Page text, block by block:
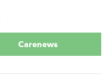
Carenews